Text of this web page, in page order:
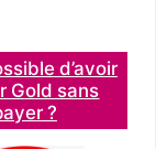
d’avoir
Gold sans
?